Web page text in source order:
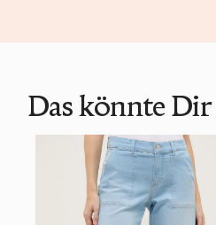
Das könnte